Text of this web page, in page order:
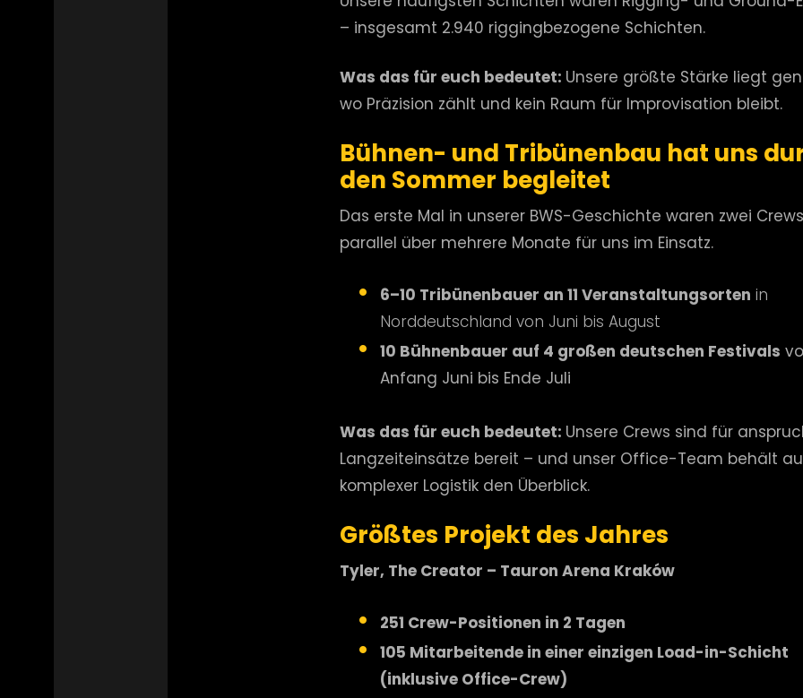
– insgesamt 2.940 riggingbezogene Schichten.
Was das für euch bedeutet: Unsere größte Stärke liegt
wo Präzision zählt und kein Raum für Improvisation bleibt.
Bühnen- und Tribünenbau hat uns
den Sommer begleitet
Das erste Mal in unserer BWS-Geschichte waren zwei Crews
parallel über mehrere Monate für uns im Einsatz.
6–10 Tribünenbauer an 11 Veranstaltungsorten in
Norddeutschland von Juni bis August
10 Bühnenbauer auf 4 großen deutschen Festivals
Anfang Juni bis Ende Juli
Was das für euch bedeutet: Unsere Crews sind für
Langzeiteinsätze bereit – und unser Office-Team behält
komplexer Logistik den Überblick.
Größtes Projekt des Jahres
Tyler, The Creator – Tauron Arena Kraków
251 Crew-Positionen in 2 Tagen
105 Mitarbeitende in einer einzigen Load-in-Schicht
(inklusive Office-Crew)